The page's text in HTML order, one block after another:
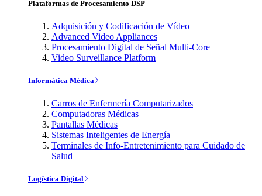
Plataformas de Procesamiento DSP
Adquisición y Codificación de Vídeo
Advanced Video Appliances
Procesamiento Digital de Señal Multi-Core
Video Surveillance Platform
Informática Médica
Carros de Enfermería Computarizados
Computadoras Médicas
Pantallas Médicas
Sistemas Inteligentes de Energía
Terminales de Info-Entretenimiento para Cuidado de
Salud
Logística Digital